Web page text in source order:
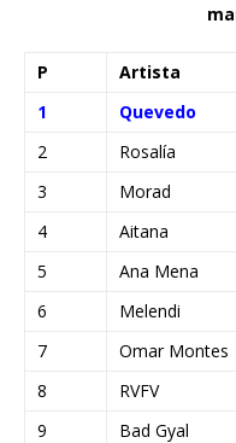
P Artista
1
Quevedo
2
Rosalía
3
Morad
4
Aitana
5
Ana Mena
6
Melendi
7
Omar Montes
8
RVFV
9
Bad Gyal